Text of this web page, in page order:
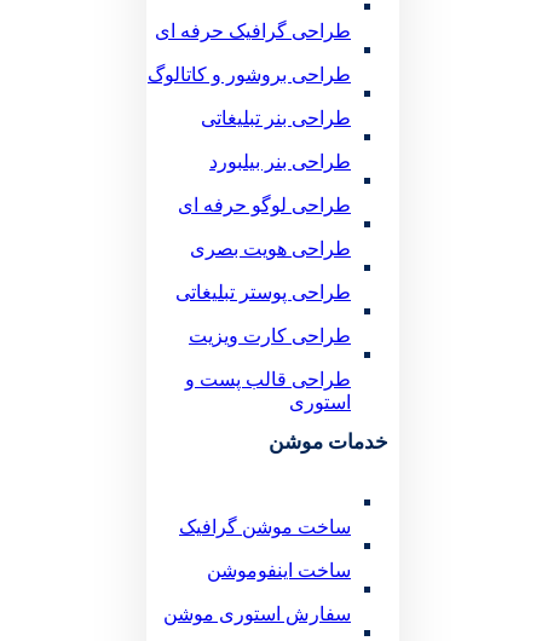
طراحی گرافیک حرفه ای
طراحی بروشور و کاتالوگ
طراحی بنر تبلیغاتی
طراحی بنر بیلبورد
طراحی لوگو حرفه ای
طراحی هویت بصری
طراحی پوستر تبلیغاتی
طراحی کارت ویزیت
طراحی قالب پست و
استوری
خدمات موشن
ساخت موشن گرافیک
ساخت اینفوموشن
سفارش استوری موشن